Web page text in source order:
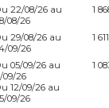
22/08/26 au
08/26
1
29/08/26 au
09/26
1
05/09/26 au
09/26
12/09/26 au
09/26
1